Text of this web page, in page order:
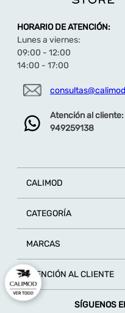
Califica el
★★
Tu nombre
Dirección de email
Escribe un
ENVIAR
HORARIO DE ATENCIÓN:
Lunes a viernes:
09:00 - 12:00
14:00 - 17:00
Atención al cliente:
949259138
CALIMOD
CATEGORÍA
MARCAS
ATENCIÓN AL CLIENTE
SÍGUENOS